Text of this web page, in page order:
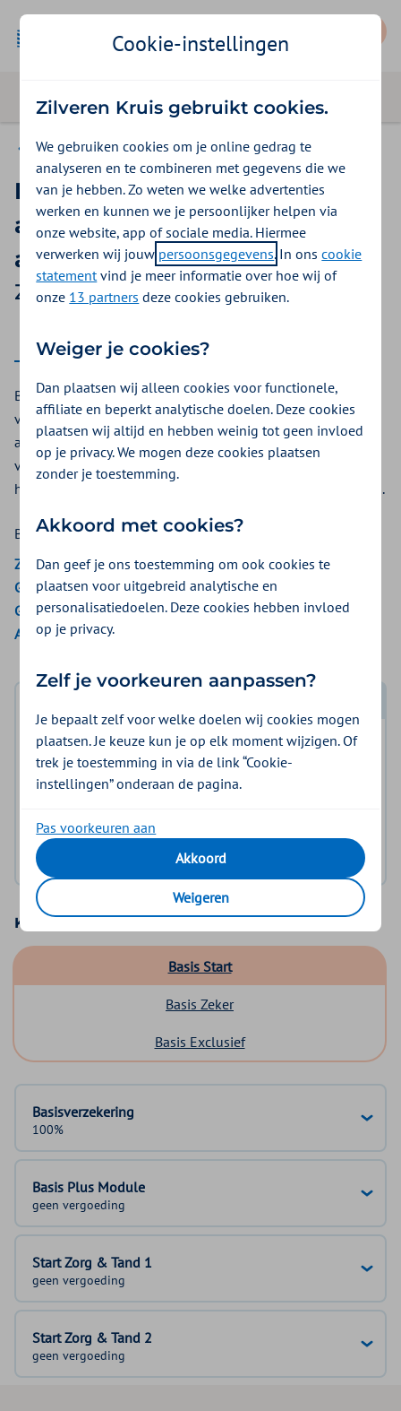
Basis Start
Ringleiding, infrarood, FM-
apparatuur en bluetooth-
apparatuur
Zilveren Kruis vergoeding 2026
2026
Bent u slechthorend? Bij Zilveren Kruis krijgt u een
vergoeding voor een ringleiding, infrarood-apparatuur, FM-
apparatuur en bluetooth-apparatuur. Deze apparaten
verbinden u draadloos met uw tv, radio of telefoon. U hoort
het geluid rechtsreeks in uw hoortoestel of een koptelefoon.
Bekijk de vergoedingen van:
ZieZo
Gemeenten Optimaal
Gemeente Amsterdam
Aon Vitaal
Log in en bekijk welke vergoeding en voorwaarden
voor u gelden.
Kies uw basisverzekering
Basis Start
Basis Zeker
Basis Exclusief
Basisverzekering
100%
Basis Plus Module
geen vergoeding
Start Zorg & Tand 1
geen vergoeding
Start Zorg & Tand 2
geen vergoeding
Cookie-instellingen
Zilveren Kruis gebruikt cookies.
We gebruiken cookies om je online gedrag te
analyseren en te combineren met gegevens die we
van je hebben. Zo weten we welke advertenties
werken en kunnen we je persoonlijker helpen via
onze website, app of sociale media. Hiermee
verwerken wij jouw persoonsgegevens. In onscookie
statementvind je meer informatie over hoe wij of
onze 13 partners deze cookies gebruiken.
Weiger je cookies?
Dan plaatsen wij alleen cookies voor functionele,
affiliate en beperkt analytische doelen. Deze cookies
plaatsen wij altijd en hebben weinig tot geen invloed
op je privacy. We mogen deze cookies plaatsen
zonder je toestemming.
Akkoord met cookies?
Dan geef je ons toestemming om ook cookies te
plaatsen voor uitgebreid analytische en
personalisatiedoelen. Deze cookies hebben invloed
op je privacy.
Zelf je voorkeuren aanpassen?
Je bepaalt zelf voor welke doelen wij cookies mogen
plaatsen. Je keuze kun je op elk moment wijzigen. Of
trek je toestemming in via de link “Cookie-
instellingen” onderaan de pagina.
Pas voorkeuren aan
Akkoord
Weigeren